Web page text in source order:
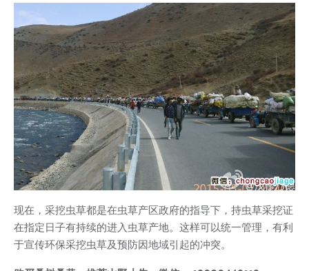
现在，采挖虫草都是在虫草产区政府的指导下，持虫草采挖证
在指定日子有持续的进入虫草产地。这样可以统一管理，有利
于宣传环保采挖虫草及预防因地域引起的冲突。